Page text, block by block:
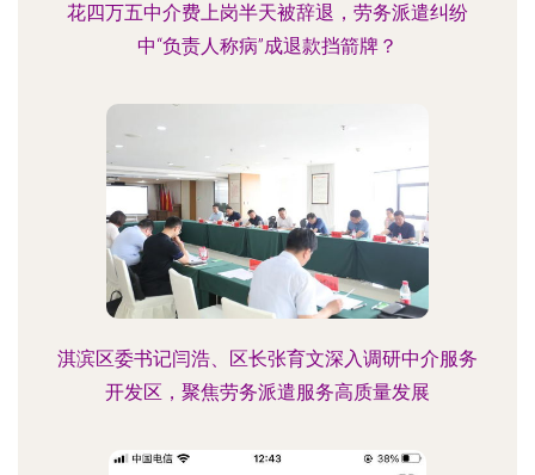
花四万五中介费上岗半天被辞退，劳务派遣纠纷
中“负责人称病”成退款挡箭牌？
淇滨区委书记闫浩、区长张育文深入调研中介服务
开发区，聚焦劳务派遣服务高质量发展